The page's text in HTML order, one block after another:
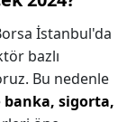
İstanbul'da
bazlı
Bu nedenle
banka, sigorta,